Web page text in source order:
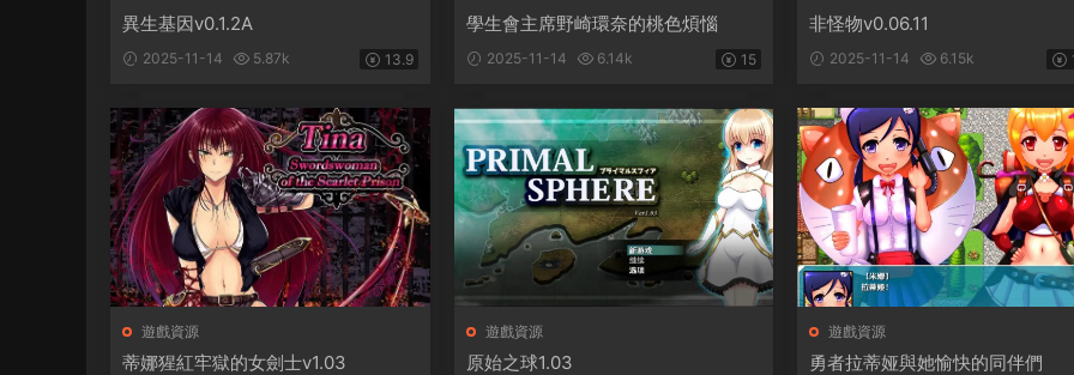
異生基因v0.1.2A
2025-11-14 5.87k 13.9
學生會主席野崎環奈的桃色煩惱
2025-11-14 6.14k 15
非怪物v0.06.11
2025-11-14 6.15k
遊戲資源
蒂娜猩紅牢獄的女劍士v1.03
遊戲資源
原始之球1.03
遊戲資源
勇者拉蒂娅與她愉快的同伴們